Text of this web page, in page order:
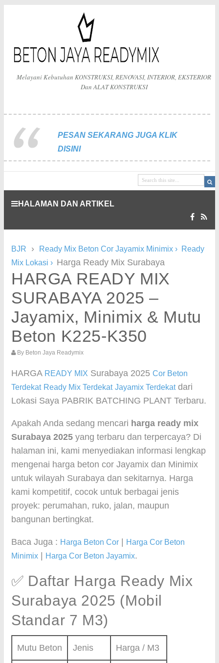
Melayani Kebutuhan KONSTRUKSI, RENOVASI, INTERIOR, EKSTERIOR
Dan ALAT KONSTRUKSI
PESAN SEKARANG JUGA KLIK
DISINI
HALAMAN DAN ARTIKEL
BJR › Ready Mix Beton Cor Jayamix Minimix › Ready
Mix Lokasi › Harga Ready Mix Surabaya
HARGA READY MIX
SURABAYA 2025 –
Jayamix, Minimix & Mutu
Beton K225-K350
By Beton Jaya Readymix
HARGA READY MIX Surabaya 2025 Cor Beton
Terdekat Ready Mix Terdekat Jayamix Terdekatdari
Lokasi Saya PABRIK BATCHING PLANT Terbaru.
Apakah Anda sedang mencari harga ready mix
Surabaya 2025 yang terbaru dan terpercaya? Di
halaman ini, kami menyediakan informasi lengkap
mengenai harga beton cor Jayamix dan Minimix
untuk wilayah Surabaya dan sekitarnya. Harga
kami kompetitif, cocok untuk berbagai jenis
proyek: perumahan, ruko, jalan, maupun
bangunan bertingkat.
Baca Juga : Harga Beton Cor
Harga Cor Beton
Minimix
Harga Cor Beton Jayamix.
✅ Daftar Harga Ready Mix
Surabaya 2025 (Mobil
Standar 7 M3)
Mutu Beton Jenis Harga / M3